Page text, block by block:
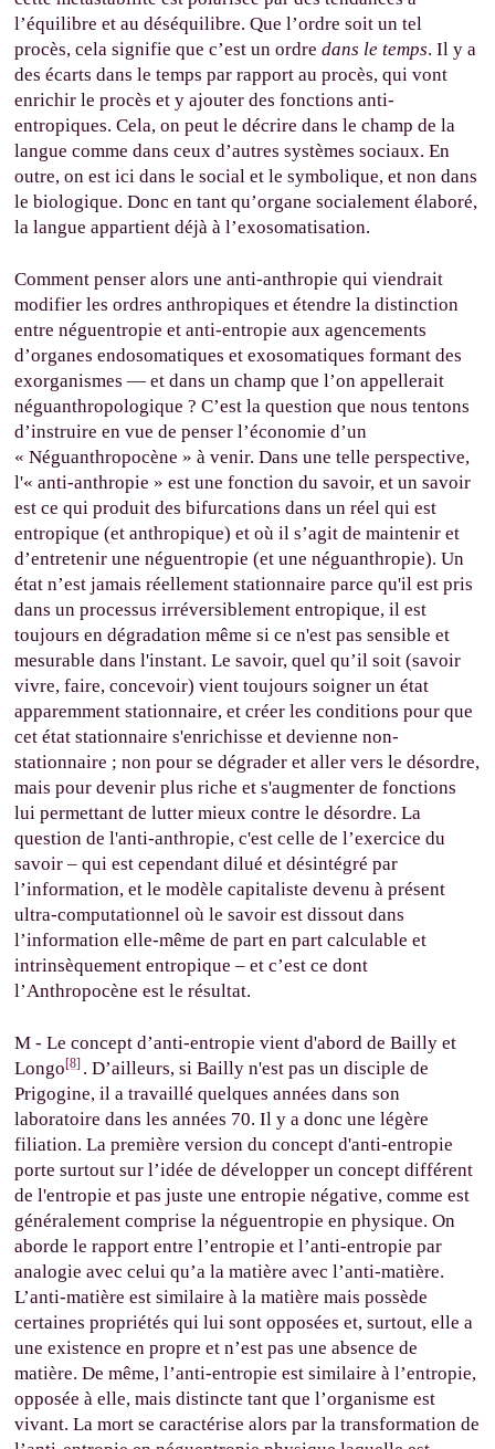
l’équilibre et au déséquilibre. Que l’ordre soit un tel
procès, cela signifie que c’est un ordredans le temps. Il y a
des écarts dans le temps par rapport au procès, qui vont
enrichir le procès et y ajouter des fonctions anti-
entropiques. Cela, on peut le décrire dans le champ de la
langue comme dans ceux d’autres systèmes sociaux. En
outre, on est ici dans le social et le symbolique, et non dans
le biologique. Donc en tant qu’organe socialement élaboré,
la langue appartient déjà à l’exosomatisation.
Comment penser alors une anti-anthropie qui viendrait
modifier les ordres anthropiques et étendre la distinction
entre néguentropie et anti-entropie aux agencements
d’organes endosomatiques et exosomatiques formant des
exorganismes — et dans un champ que l’on appellerait
néguanthropologique ? C’est la question que nous tentons
d’instruire en vue de penser l’économie d’un
« Néguanthropocène » à venir. Dans une telle perspective,
l'« anti-anthropie » est une fonction du savoir, et un savoir
est ce qui produit des bifurcations dans un réel qui est
entropique (et anthropique) et où il s’agit de maintenir et
d’entretenir une néguentropie (et une néguanthropie). Un
état n’est jamais réellement stationnaire parce qu'il est pris
dans un processus irréversiblement entropique, il est
toujours en dégradation même si ce n'est pas sensible et
mesurable dans l'instant. Le savoir, quel qu’il soit (savoir
vivre, faire, concevoir) vient toujours soigner un état
apparemment stationnaire, et créer les conditions pour que
cet état stationnaire s'enrichisse et devienne non-
stationnaire ; non pour se dégrader et aller vers le désordre,
mais pour devenir plus riche et s'augmenter de fonctions
lui permettant de lutter mieux contre le désordre. La
question de l'anti-anthropie, c'est celle de l’exercice du
savoir – qui est cependant dilué et désintégré par
l’information, et le modèle capitaliste devenu à présent
ultra-computationnel où le savoir est dissout dans
l’information elle-même de part en part calculable et
intrinsèquement entropique – et c’est ce dont
l’Anthropocène est le résultat.
M - Le concept d’anti-entropie vient d'abord de Bailly et
Longo[8] . D’ailleurs, si Bailly n'est pas un disciple de
Prigogine, il a travaillé quelques années dans son
laboratoire dans les années 70. Il y a donc une légère
filiation. La première version du concept d'anti-entropie
porte surtout sur l’idée de développer un concept différent
de l'entropie et pas juste une entropie négative, comme est
généralement comprise la néguentropie en physique. On
aborde le rapport entre l’entropie et l’anti-entropie par
analogie avec celui qu’a la matière avec l’anti-matière.
L’anti-matière est similaire à la matière mais possède
certaines propriétés qui lui sont opposées et, surtout, elle a
une existence en propre et n’est pas une absence de
matière. De même, l’anti-entropie est similaire à l’entropie,
opposée à elle, mais distincte tant que l’organisme est
vivant. La mort se caractérise alors par la transformation de